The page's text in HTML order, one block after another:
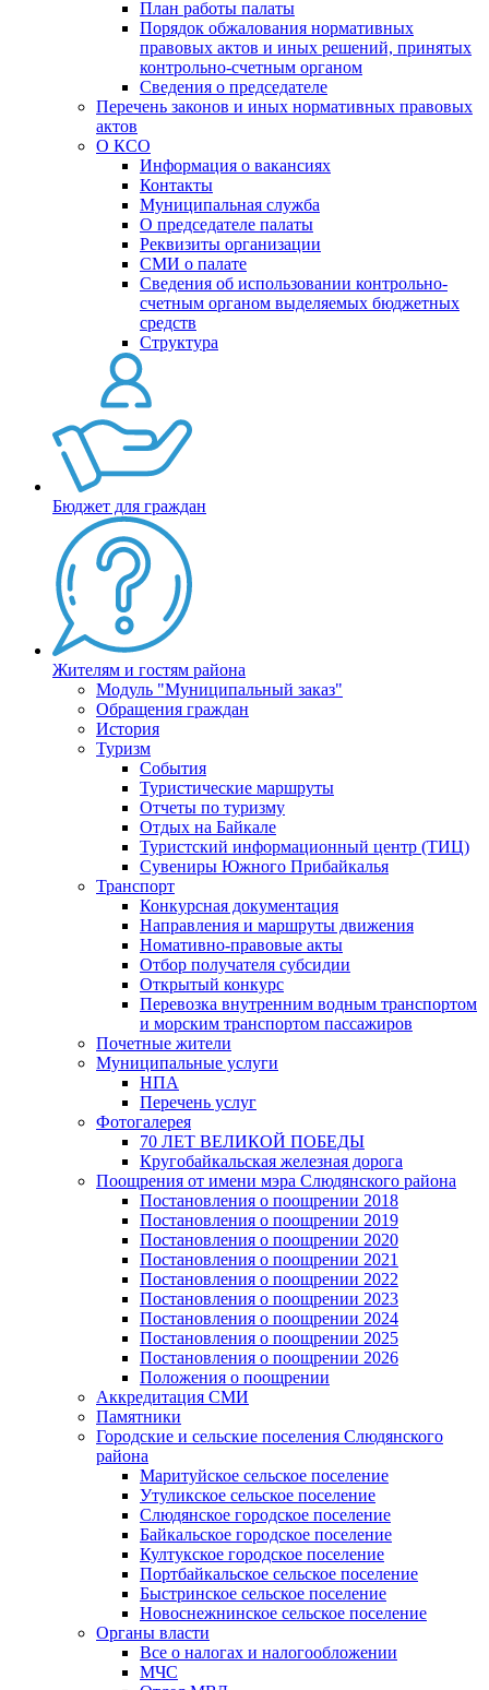
План работы палаты
Порядок обжалования нормативных
правовых актов и иных решений, принятых
контрольно-счетным органом
Сведения о председателе
Перечень законов и иных нормативных правовых
актов
О КСО
Информация о вакансиях
Контакты
Муниципальная служба
О председателе палаты
Реквизиты организации
СМИ о палате
Сведения об использовании контрольно-
счетным органом выделяемых бюджетных
средств
Структура
Бюджет для граждан
Жителям и гостям района
Модуль "Муниципальный заказ"
Обращения граждан
История
Туризм
События
Туристические маршруты
Отчеты по туризму
Отдых на Байкале
Туристский информационный центр (ТИЦ)
Сувениры Южного Прибайкалья
Транспорт
Конкурсная документация
Направления и маршруты движения
Номативно-правовые акты
Отбор получателя субсидии
Открытый конкурс
Перевозка внутренним водным транспортом
и морским транспортом пассажиров
Почетные жители
Муниципальные услуги
НПА
Перечень услуг
Фотогалерея
70 ЛЕТ ВЕЛИКОЙ ПОБЕДЫ
Кругобайкальская железная дорога
Поощрения от имени мэра Слюдянского района
Постановления о поощрении 2018
Постановления о поощрении 2019
Постановления о поощрении 2020
Постановления о поощрении 2021
Постановления о поощрении 2022
Постановления о поощрении 2023
Постановления о поощрении 2024
Постановления о поощрении 2025
Постановления о поощрении 2026
Положения о поощрении
Аккредитация СМИ
Памятники
Городские и сельские поселения Слюдянского
района
Маритуйское сельское поселение
Утуликское сельское поселение
Слюдянское городское поселение
Байкальское городское поселение
Култукское городское поселение
Портбайкальское сельское поселение
Быстринское сельское поселение
Новоснежнинское сельское поселение
Органы власти
Все о налогах и налогообложении
МЧС